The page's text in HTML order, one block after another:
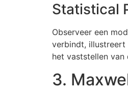
Statistical
Observeer een
verbindt, illustreert
het vaststellen van
3.